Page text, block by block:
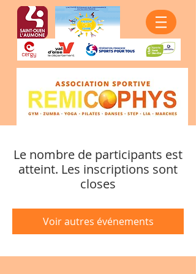
Le nombre de participants est
atteint. Les inscriptions sont
closes
Voir autres événements